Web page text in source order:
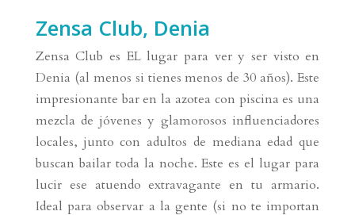
Zensa Club, Denia
Zensa Club es EL lugar para ver y ser visto en
Denia (al menos si tienes menos de 30 años). Este
impresionante bar en la azotea con piscina es una
mezcla de jóvenes y glamorosos influenciadores
locales, junto con adultos de mediana edad que
buscan bailar toda la noche. Este es el lugar para
lucir ese atuendo extravagante en tu armario.
Ideal para observar a la gente (si no te importan